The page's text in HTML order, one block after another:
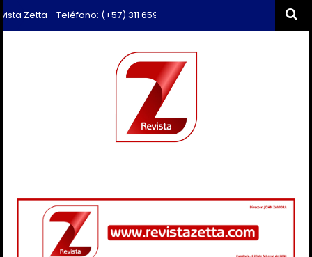
- Teléfono: (+57) 311 659 6374 - Correo: